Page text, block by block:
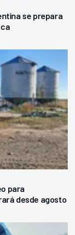
se prepara
para
desde agosto